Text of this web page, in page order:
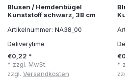
Blusen / Hemdenbügel
Kunststoff schwarz, 38 cm
Artikelnummer: NA38_00
Deliverytime
€0,22 *
* zzgl. MwSt.
zzgl. Versandkosten
*